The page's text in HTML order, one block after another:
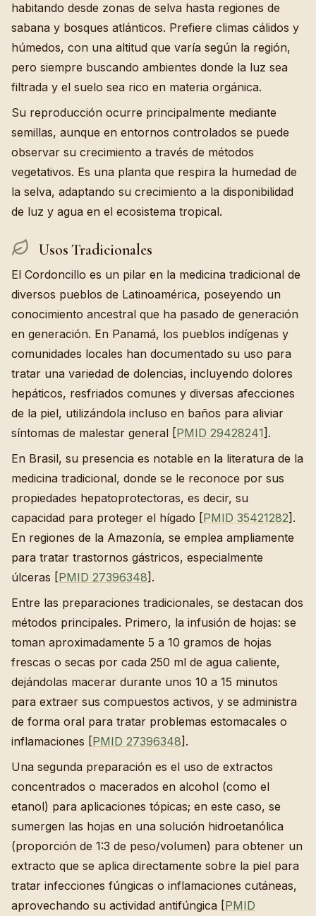
habitando desde zonas de selva hasta regiones de
sabana y bosques atlánticos. Prefiere climas cálidos y
húmedos, con una altitud que varía según la región,
pero siempre buscando ambientes donde la luz sea
filtrada y el suelo sea rico en materia orgánica.
Su reproducción ocurre principalmente mediante
semillas, aunque en entornos controlados se puede
observar su crecimiento a través de métodos
vegetativos. Es una planta que respira la humedad de
la selva, adaptando su crecimiento a la disponibilidad
de luz y agua en el ecosistema tropical.
Usos Tradicionales
El Cordoncillo es un pilar en la medicina tradicional de
diversos pueblos de Latinoamérica, poseyendo un
conocimiento ancestral que ha pasado de generación
en generación. En Panamá, los pueblos indígenas y
comunidades locales han documentado su uso para
tratar una variedad de dolencias, incluyendo dolores
hepáticos, resfriados comunes y diversas afecciones
de la piel, utilizándola incluso en baños para aliviar
síntomas de malestar general [PMID 29428241].
En Brasil, su presencia es notable en la literatura de la
medicina tradicional, donde se le reconoce por sus
propiedades hepatoprotectoras, es decir, su
capacidad para proteger el hígado [PMID 35421282].
En regiones de la Amazonía, se emplea ampliamente
para tratar trastornos gástricos, especialmente
úlceras [PMID 27396348].
Entre las preparaciones tradicionales, se destacan dos
métodos principales. Primero, la infusión de hojas: se
toman aproximadamente 5 a 10 gramos de hojas
frescas o secas por cada 250 ml de agua caliente,
dejándolas macerar durante unos 10 a 15 minutos
para extraer sus compuestos activos, y se administra
de forma oral para tratar problemas estomacales o
inflamaciones [PMID 27396348].
Una segunda preparación es el uso de extractos
concentrados o macerados en alcohol (como el
etanol) para aplicaciones tópicas; en este caso, se
sumergen las hojas en una solución hidroetanólica
(proporción de 1:3 de peso/volumen) para obtener un
extracto que se aplica directamente sobre la piel para
tratar infecciones fúngicas o inflamaciones cutáneas,
aprovechando su actividad antifúngica [PMID